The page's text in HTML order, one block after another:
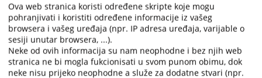
Datum od
Navigate
forward
to
interact
Datum do
Ova web stranica koristi određene skripte koje mogu
pohranjivati i koristiti određene informacije iz vašeg
browsera i vašeg uređaja (npr. IP adresa uređaja, varijable o
sesiji unutar browsera, ...).
Neke od ovih informacija su nam neophodne i bez njih web
stranica ne bi mogla fukcionisati u svom punom obimu, dok
neke nisu prijeko neophodne a služe za dodatne stvari (npr.